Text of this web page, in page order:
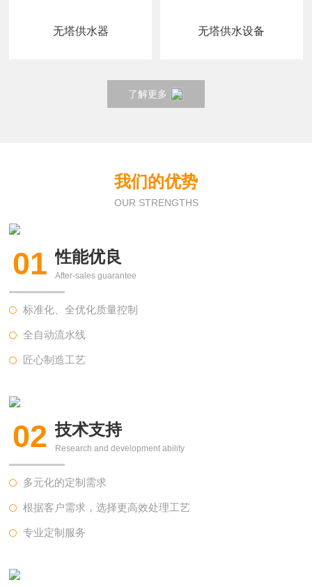
无塔供水器 无塔供水设备
了解更多
我们的优势
OUR STRENGTHS
01 性能优良
After-sales guarantee
标准化、全优化质量控制
全自动流水线
匠心制造工艺
02 技术支持
Research and development ability
多元化的定制需求
根据客户需求，选择更高效处理工艺
专业定制服务